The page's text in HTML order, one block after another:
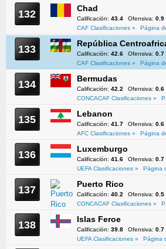
132 Chad
Calificación: 43.4 Ofensiva: 0.9
CAF Clasificaciones »
Página
133 República
Calificación: 42.6 Ofensiva: 0.7
CAF Clasificaciones »
Página
134 Bermudas
Calificación: 42.2 Ofensiva: 0.6
CONCACAF Clasificaciones »
135 Lebanon
Calificación: 41.7 Ofensiva: 0.6
AFC Clasificaciones »
Página
136 Luxemburgo
Calificación: 41.6 Ofensiva: 0.7
UEFA Clasificaciones »
Página
137 Puerto Rico
Calificación: 40.2 Ofensiva: 0.5
CONCACAF Clasificaciones »
138 Islas Feroe
Calificación: 39.8 Ofensiva: 0.7
UEFA Clasificaciones »
Página